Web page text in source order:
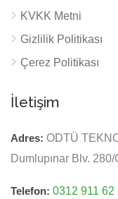
KVKK Metni
Gizlilik Politikası
Çerez Politikası
İletişim
Adres: ODTÜ
Dumlupınar Blv.
Telefon: 0312 911 62